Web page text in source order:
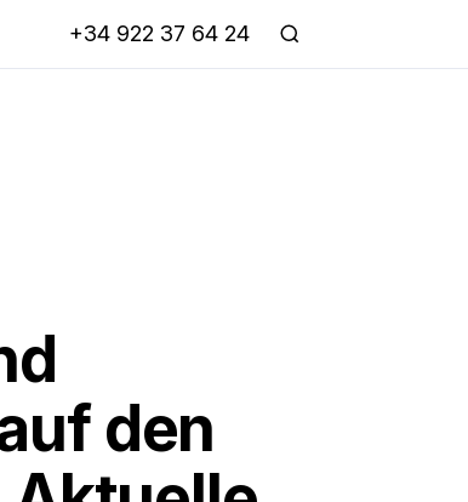
+34 922 37 64 24
den